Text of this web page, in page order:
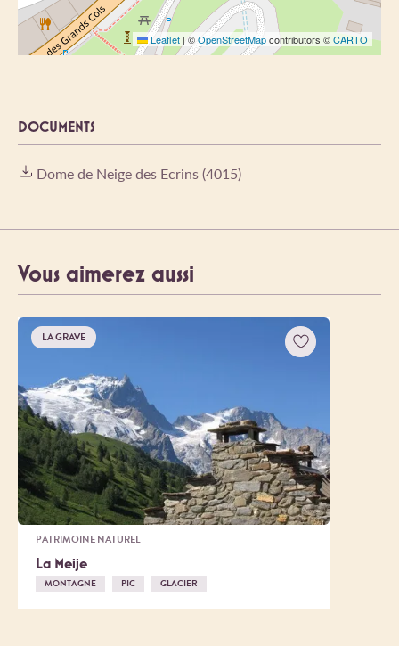
Leaflet | ©OpenStreetMapcontributors ©CARTO
DOCUMENTS
Dome de Neige des Ecrins (4015)
Vous aimerez aussi
LA GRAVE
PATRIMOINE NATUREL
La Meije
MONTAGNE PIC GLACIER